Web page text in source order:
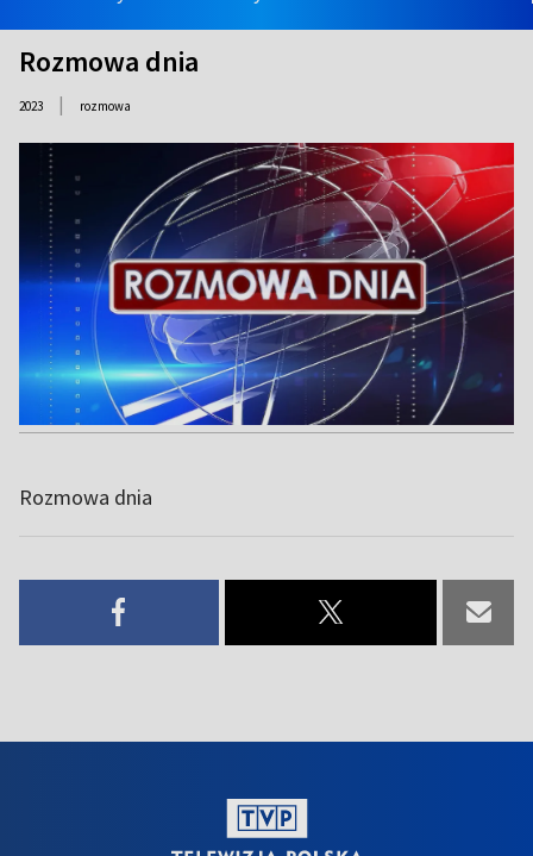
Rozmowa dnia
2023 | rozmowa
Rozmowa dnia